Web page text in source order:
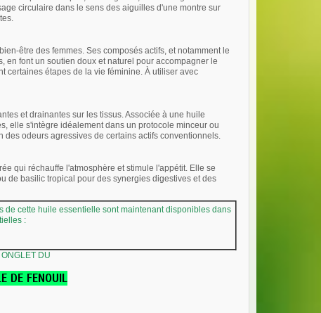
circulaire dans le sens des aiguilles d'une montre sur
être des femmes. Ses composés actifs, et notamment le
font un soutien doux et naturel pour accompagner le
certaines étapes de la vie féminine. À utiliser avec
et drainantes sur les tissus. Associée à une huile
elle s'intègre idéalement dans un protocole minceur ou
odeurs agressives de certains actifs conventionnels.
qui réchauffe l'atmosphère et stimule l'appétit. Elle se
de basilic tropical pour des synergies digestives et des
cette huile essentielle sont maintenant disponibles dans
:
DU
DE FENOUIL